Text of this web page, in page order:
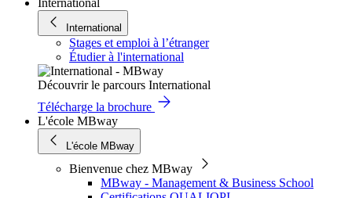
International
International
Stages et emploi à l’étranger
Étudier à l'international
Découvrir le parcours International
Télécharge la brochure
L'école MBway
L'école MBway
Bienvenue chez MBway
MBway - Management & Business School